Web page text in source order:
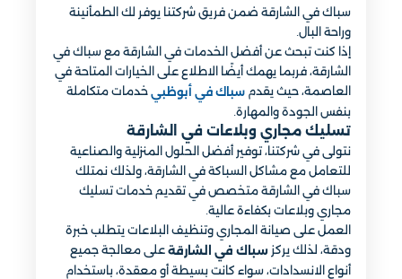
سباك في الشارقة ضمن فريق شركتنا يوفر لك الطمأنينة
وراحة البال.
إذا كنت تبحث عن أفضل الخدمات في الشارقة مع سباك في
الشارقة، فربما يهمك أيضًا الاطلاع على الخيارات المتاحة في
العاصمة، حيث يقدم سباك في أبوظبي خدمات متكاملة
بنفس الجودة والمهارة.
تسليك مجاري وبلاعات في الشارقة
نتولى في شركتنا، توفير أفضل الحلول المنزلية والصناعية
للتعامل مع مشاكل السباكة في الشارقة، ولذلك نمتلك
سباك في الشارقة متخصص في تقديم خدمات تسليك
مجاري وبلاعات بكفاءة عالية.
العمل على صيانة المجاري وتنظيف البلاعات يتطلب خبرة
ودقة، لذلك يركز سباك في الشارقة على معالجة جميع
أنواع الانسدادات، سواء كانت بسيطة أو معقدة، باستخدام